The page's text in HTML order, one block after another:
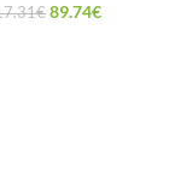
€ 89.74€